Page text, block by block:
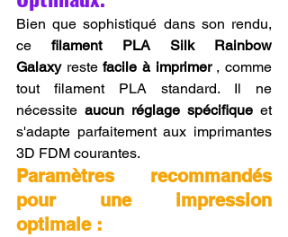
Bien que sophistiqué dans son rendu,
ce filament PLA Silk Rainbow
Galaxy reste facile à imprimer , comme
tout filament PLA standard. Il ne
nécessite aucun réglage spécifique et
s'adapte parfaitement aux imprimantes
3D FDM courantes.
Paramètres recommandés
pour une impression
optimale :